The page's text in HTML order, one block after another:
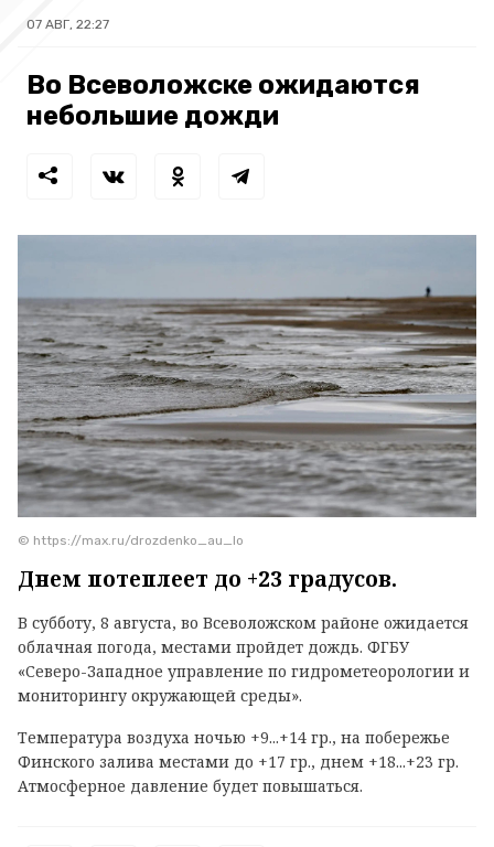
07 АВГ, 22:27
Во Всеволожске ожидаются
небольшие дожди
© https://max.ru/drozdenko_au_lo
Днем потеплеет до +23 градусов.
В субботу, 8 августа, во Всеволожском районе ожидается
облачная погода, местами пройдет дождь. ФГБУ
«Северо-Западное управление по гидрометеорологии и
мониторингу окружающей среды».
Температура воздуха ночью +9...+14 гр., на побережье
Финского залива местами до +17 гр., днем +18...+23 гр.
Атмосферное давление будет повышаться.